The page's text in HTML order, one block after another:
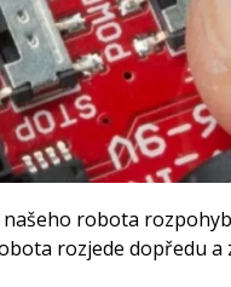
robota
rozjede dopředu a